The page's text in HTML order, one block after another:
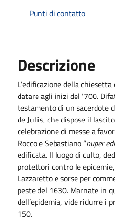
Punti di contatto
Descrizione
L’edificazione della
datare agli inizi del ‘700.
testamento di un sacerdote
de Juliis, che dispose il
celebrazione di messe a
Rocco e Sebastiano “nuper
edificata. Il luogo di culto,
protettori contro le
Lazzaretto e sorse per
peste del 1630. Marnate in
dell’epidemia, vide ridurre i
150.